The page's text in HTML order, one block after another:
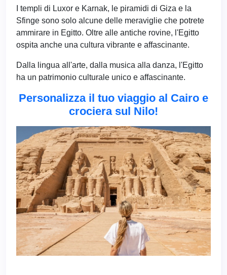
I templi di Luxor e Karnak, le piramidi di Giza e la
Sfinge sono solo alcune delle meraviglie che potrete
ammirare in Egitto. Oltre alle antiche rovine, l'Egitto
ospita anche una cultura vibrante e affascinante.
Dalla lingua all'arte, dalla musica alla danza, l'Egitto
ha un patrimonio culturale unico e affascinante.
Personalizza il tuo viaggio al Cairo e
crociera sul Nilo!